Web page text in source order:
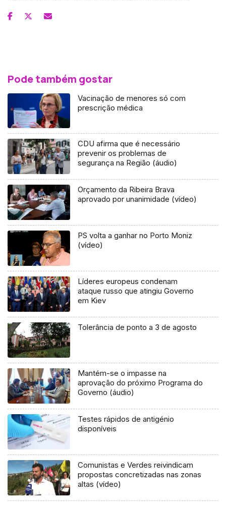
Pode também gostar
Vacinação de menores só com
prescrição médica
CDU afirma que é necessário
prevenir os problemas de
segurança na Região (áudio)
Orçamento da Ribeira Brava
aprovado por unanimidade (vídeo)
PS volta a ganhar no Porto Moniz
(vídeo)
Líderes europeus condenam
ataque russo que atingiu Governo
em Kiev
Tolerância de ponto a 3 de agosto
Mantém-se o impasse na
aprovação do próximo Programa do
Governo (áudio)
Testes rápidos de antigénio
disponíveis
Comunistas e Verdes reivindicam
propostas concretizadas nas zonas
altas (vídeo)